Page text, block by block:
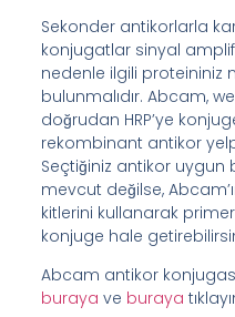
Sekonder antikorlarla
konjugatlar sinyal
nedenle ilgili
bulunmalıdır. Abcam,
doğrudan HRP’ye
rekombinant antikor
Seçtiğiniz antikor
mevcut değilse,
kitlerini kullanarak
konjuge hale
Abcam antikor
buraya ve buraya